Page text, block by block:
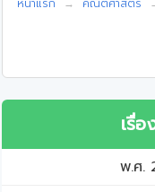
หน้าแรก คณิตศาสตร์
เรื่
พ.ศ.